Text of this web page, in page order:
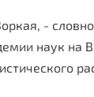
-
наук на